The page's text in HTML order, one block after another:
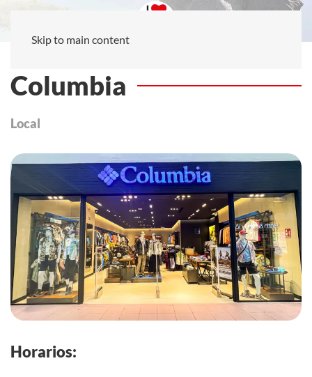
Skip to main content
Columbia
Local
Horarios: